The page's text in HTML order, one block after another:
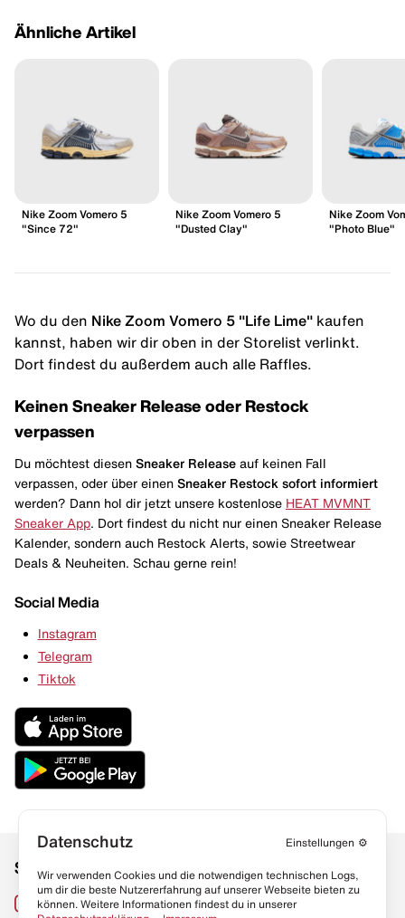
Ähnliche Artikel
Nike Zoom Vomero 5
"Since 72"
Nike Zoom Vomero 5
"Dusted Clay"
Nike Zoom
"Photo Blue"
Wo du den Nike Zoom Vomero 5 "Life Lime" kaufen
kannst, haben wir dir oben in der Storelist verlinkt.
Dort findest du außerdem auch alle Raffles.
Keinen Sneaker Release oder Restock
verpassen
Du möchtest diesen Sneaker Release auf keinen Fall
verpassen, oder über einen Sneaker Restock sofort informiert
werden? Dann hol dir jetzt unsere kostenlose HEAT MVMNT
Sneaker App . Dort findest du nicht nur einen Sneaker Release
Kalender, sondern auch Restock Alerts, sowie Streetwear
Deals & Neuheiten. Schau gerne rein!
Social Media
Instagram
Telegram
Tiktok
Social Media
Instagram
Links
Sneaker Lexikon
Datenschutz Einstellungen ⚙️
Wir verwenden Cookies und die notwendigen technischen Logs,
um dir die beste Nutzererfahrung auf unserer Webseite bieten zu
können. Weitere Informationen findest du in unserer